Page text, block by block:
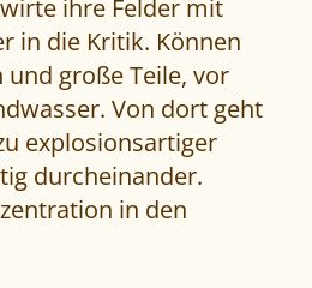
ihre Felder mit
in die Kritik. Können
große Teile, vor
Von dort geht
explosionsartiger
durcheinander.
in den